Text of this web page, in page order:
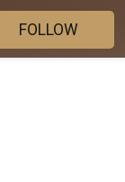
FOLLOW